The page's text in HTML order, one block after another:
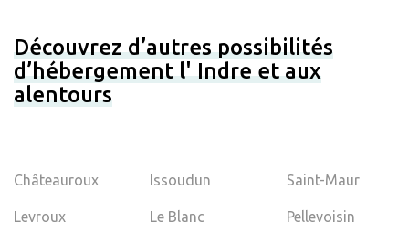
Découvrez d’autres possibilités
d’hébergement l' Indre et aux
alentours
Châteauroux Issoudun Saint-Maur
Levroux Le Blanc Pellevoisin